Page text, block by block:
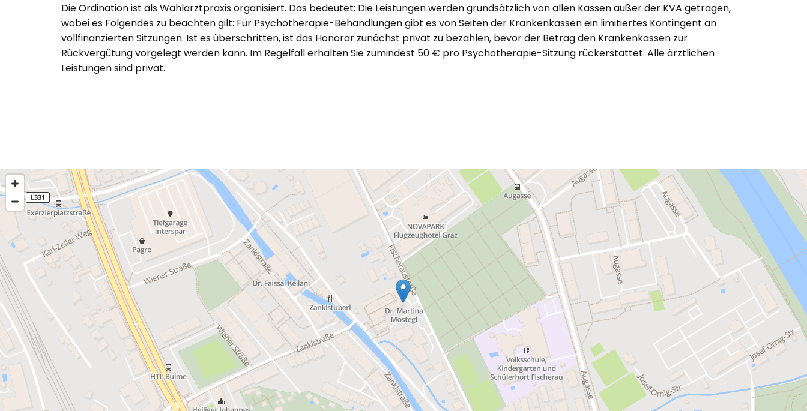
Die Ordination ist als Wahlarztpraxis organisiert. Das bedeutet: Die Leistungen werden grundsätzlich von allen Kassen außer der KVA getragen,
wobei es Folgendes zu beachten gilt: Für Psychotherapie-Behandlungen gibt es von Seiten der Krankenkassen ein limitiertes Kontingent an
vollfinanzierten Sitzungen. Ist es überschritten, ist das Honorar zunächst privat zu bezahlen, bevor der Betrag den Krankenkassen zur
Rückvergütung vorgelegt werden kann. Im Regelfall erhalten Sie zumindest 50 € pro Psychotherapie-Sitzung rückerstattet. Alle ärztlichen
Leistungen sind privat.